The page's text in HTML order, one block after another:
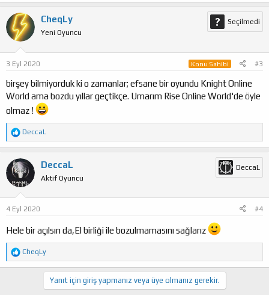
p
k
i
l
e
r
CheqLy
Yeni Oyuncu
Seçilmedi
3 Eyl 2020 Konu Sahibi #3
birşey bilmiyorduk ki o zamanlar; efsane bir oyundu Knight Online
World ama bozdu yıllar geçtikçe. Umarım Rise Online World'de öyle
olmaz !
T
e
p
k
i
l
e
r
DeccaL
DeccaL
Aktif Oyuncu
DeccaL
4 Eyl 2020 #4
Hele bir açılsın da,El birliği ile bozulmamasını sağlarız
T
e
p
CheqLy
Yanıt için giriş yapmanız veya üye olmanız gerekir.